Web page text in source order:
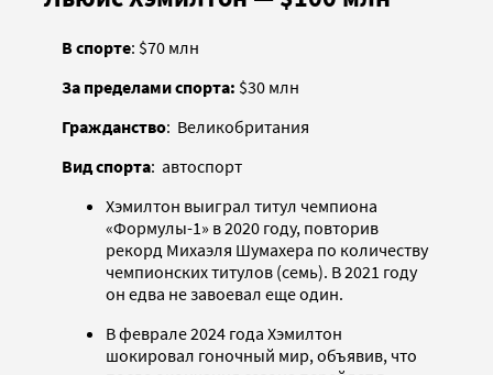
В спорте: $70 млн
За пределами спорта: $30 млн
Гражданство: Великобритания
Вид спорта: автоспорт
Хэмилтон выиграл титул чемпиона
«Формулы-1» в 2020 году, повторив
рекорд Михаэля Шумахера по количеству
чемпионских титулов (семь). В 2021 году
он едва не завоевал еще один.
В феврале 2024 года Хэмилтон
шокировал гоночный мир, объявив, что